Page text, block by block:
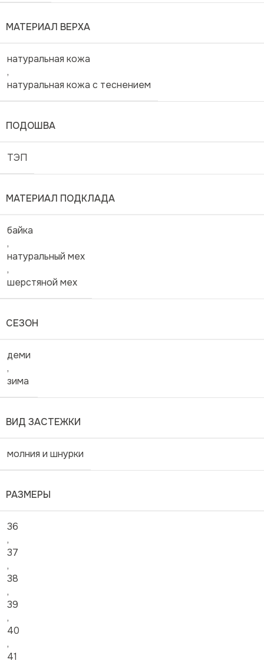
МАТЕРИАЛ ВЕРХА
натуральная кожа
,
натуральная кожа с теснением
ПОДОШВА
ТЭП
МАТЕРИАЛ ПОДКЛАДА
байка
,
натуральный мех
,
шерстяной мех
СЕЗОН
деми
,
зима
ВИД ЗАСТЕЖКИ
молния и шнурки
РАЗМЕРЫ
36
,
37
,
38
,
39
,
40
,
41